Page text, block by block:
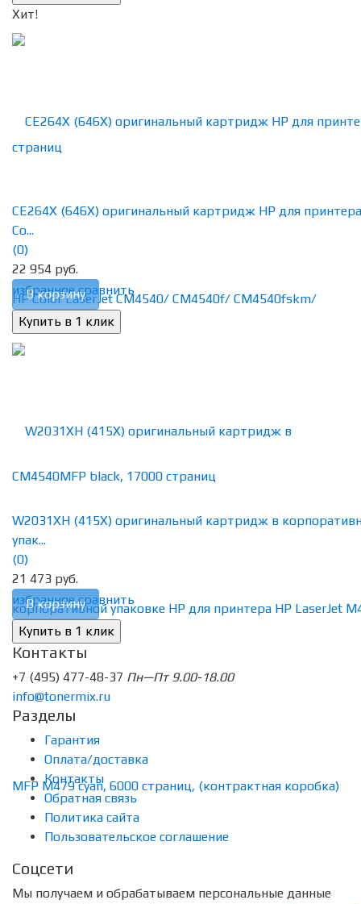
Хит!
избранное сравнить
CE264X (646X) оригинальный картридж HP для
Co...
(0)
22 954 руб.
В корзину
избранное сравнить
W2031XH (415X) оригинальный картридж в
упак...
(0)
21 473 руб.
В корзину
Контакты
+7 (495) 477-48-37 Пн—Пт 9.00-18.00
info@tonermix.ru
Разделы
Гарантия
Оплата/доставка
Контакты
Обратная связь
Политика сайта
Пользовательское соглашение
Соцсети
Мы получаем и обрабатываем персональные данные